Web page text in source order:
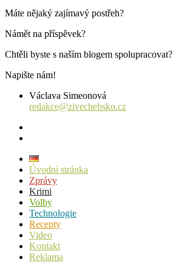
Máte nějaký zajímavý postřeh?
Námět na příspěvek?
Chtěli byste s naším blogem spolupracovat?
Napište nám!
Václava Simeonová
redakce@zivechebsko.cz
Úvodní stránka
Zprávy
Krimi
Volby
Technologie
Recepty
Video
Kontakt
Reklama